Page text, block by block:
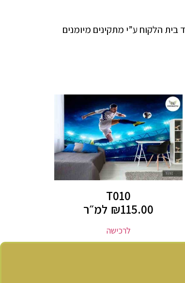
בית הלקוח ע”י מתקינים מיומנים
T010
₪115.00 למ״ר
לרכישה